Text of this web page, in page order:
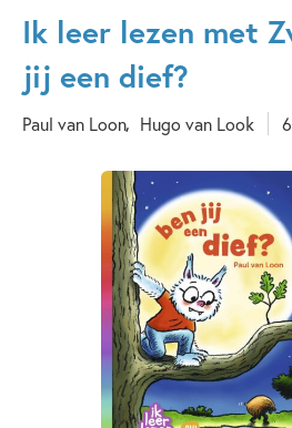
uitgevers
Ik leer lezen met
jij een dief?
Paul van Loon Hugo van Look